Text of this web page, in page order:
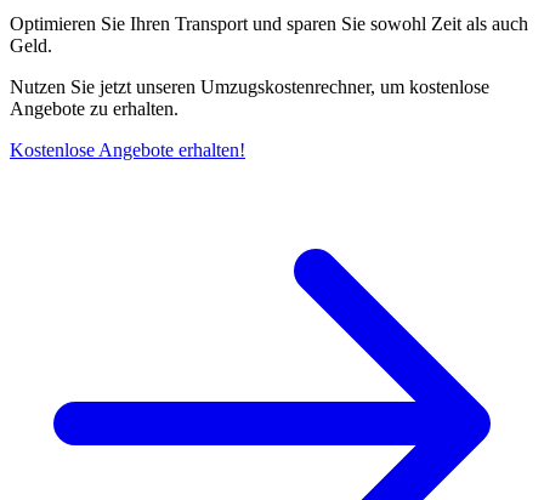
Optimieren Sie Ihren Transport und sparen Sie sowohl Zeit als auch
Geld.
Nutzen Sie jetzt unseren Umzugskostenrechner, um kostenlose
Angebote zu erhalten.
Kostenlose Angebote erhalten!